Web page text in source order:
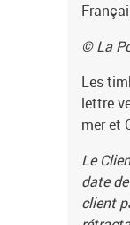
© La
Les
lettre
mer et
Le
date
client